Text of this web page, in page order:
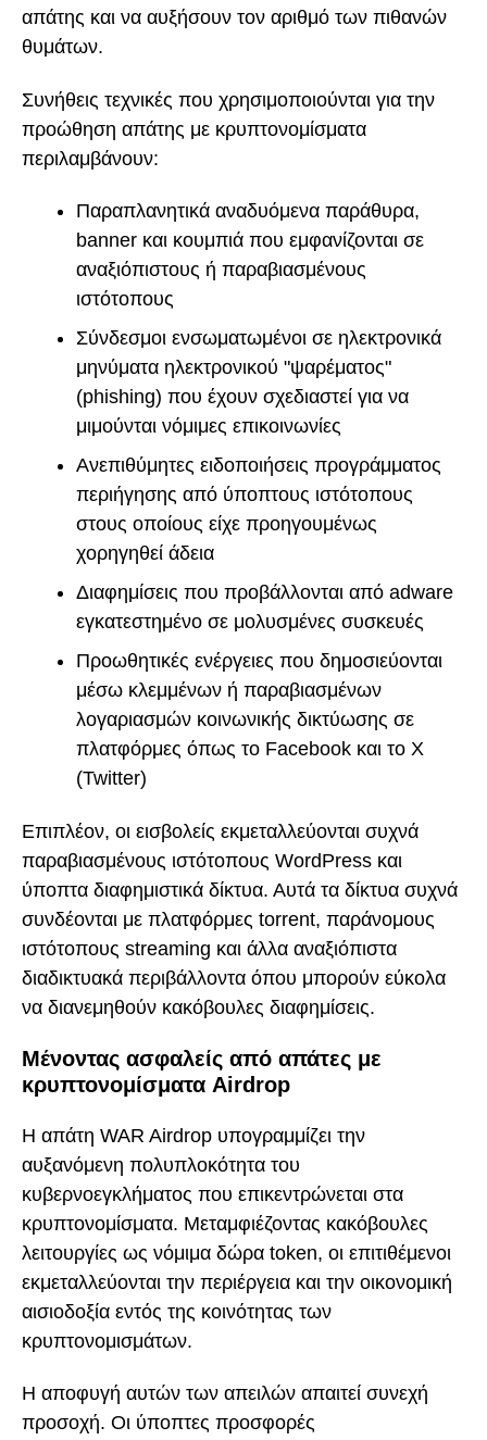
απάτης και να αυξήσουν τον αριθμό των πιθανών
θυμάτων.
Συνήθεις τεχνικές που χρησιμοποιούνται για την
προώθηση απάτης με κρυπτονομίσματα
περιλαμβάνουν:
Παραπλανητικά αναδυόμενα παράθυρα,
banner και κουμπιά που εμφανίζονται σε
αναξιόπιστους ή παραβιασμένους
ιστότοπους
Σύνδεσμοι ενσωματωμένοι σε ηλεκτρονικά
μηνύματα ηλεκτρονικού "ψαρέματος"
(phishing) που έχουν σχεδιαστεί για να
μιμούνται νόμιμες επικοινωνίες
Ανεπιθύμητες ειδοποιήσεις προγράμματος
περιήγησης από ύποπτους ιστότοπους
στους οποίους είχε προηγουμένως
χορηγηθεί άδεια
Διαφημίσεις που προβάλλονται από adware
εγκατεστημένο σε μολυσμένες συσκευές
Προωθητικές ενέργειες που δημοσιεύονται
μέσω κλεμμένων ή παραβιασμένων
λογαριασμών κοινωνικής δικτύωσης σε
πλατφόρμες όπως το Facebook και το X
(Twitter)
Επιπλέον, οι εισβολείς εκμεταλλεύονται συχνά
παραβιασμένους ιστότοπους WordPress και
ύποπτα διαφημιστικά δίκτυα. Αυτά τα δίκτυα συχνά
συνδέονται με πλατφόρμες torrent, παράνομους
ιστότοπους streaming και άλλα αναξιόπιστα
διαδικτυακά περιβάλλοντα όπου μπορούν εύκολα
να διανεμηθούν κακόβουλες διαφημίσεις.
Μένοντας ασφαλείς από απάτες με
κρυπτονομίσματα Airdrop
Η απάτη WAR Airdrop υπογραμμίζει την
αυξανόμενη πολυπλοκότητα του
κυβερνοεγκλήματος που επικεντρώνεται στα
κρυπτονομίσματα. Μεταμφιέζοντας κακόβουλες
λειτουργίες ως νόμιμα δώρα token, οι επιτιθέμενοι
εκμεταλλεύονται την περιέργεια και την οικονομική
αισιοδοξία εντός της κοινότητας των
κρυπτονομισμάτων.
Η αποφυγή αυτών των απειλών απαιτεί συνεχή
προσοχή. Οι ύποπτες προσφορές